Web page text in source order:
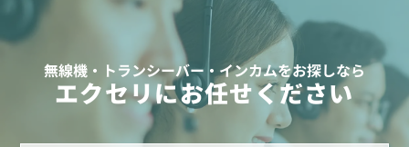
無線機・トランシーバー・インカムをお探しなら
エクセリにお任せください